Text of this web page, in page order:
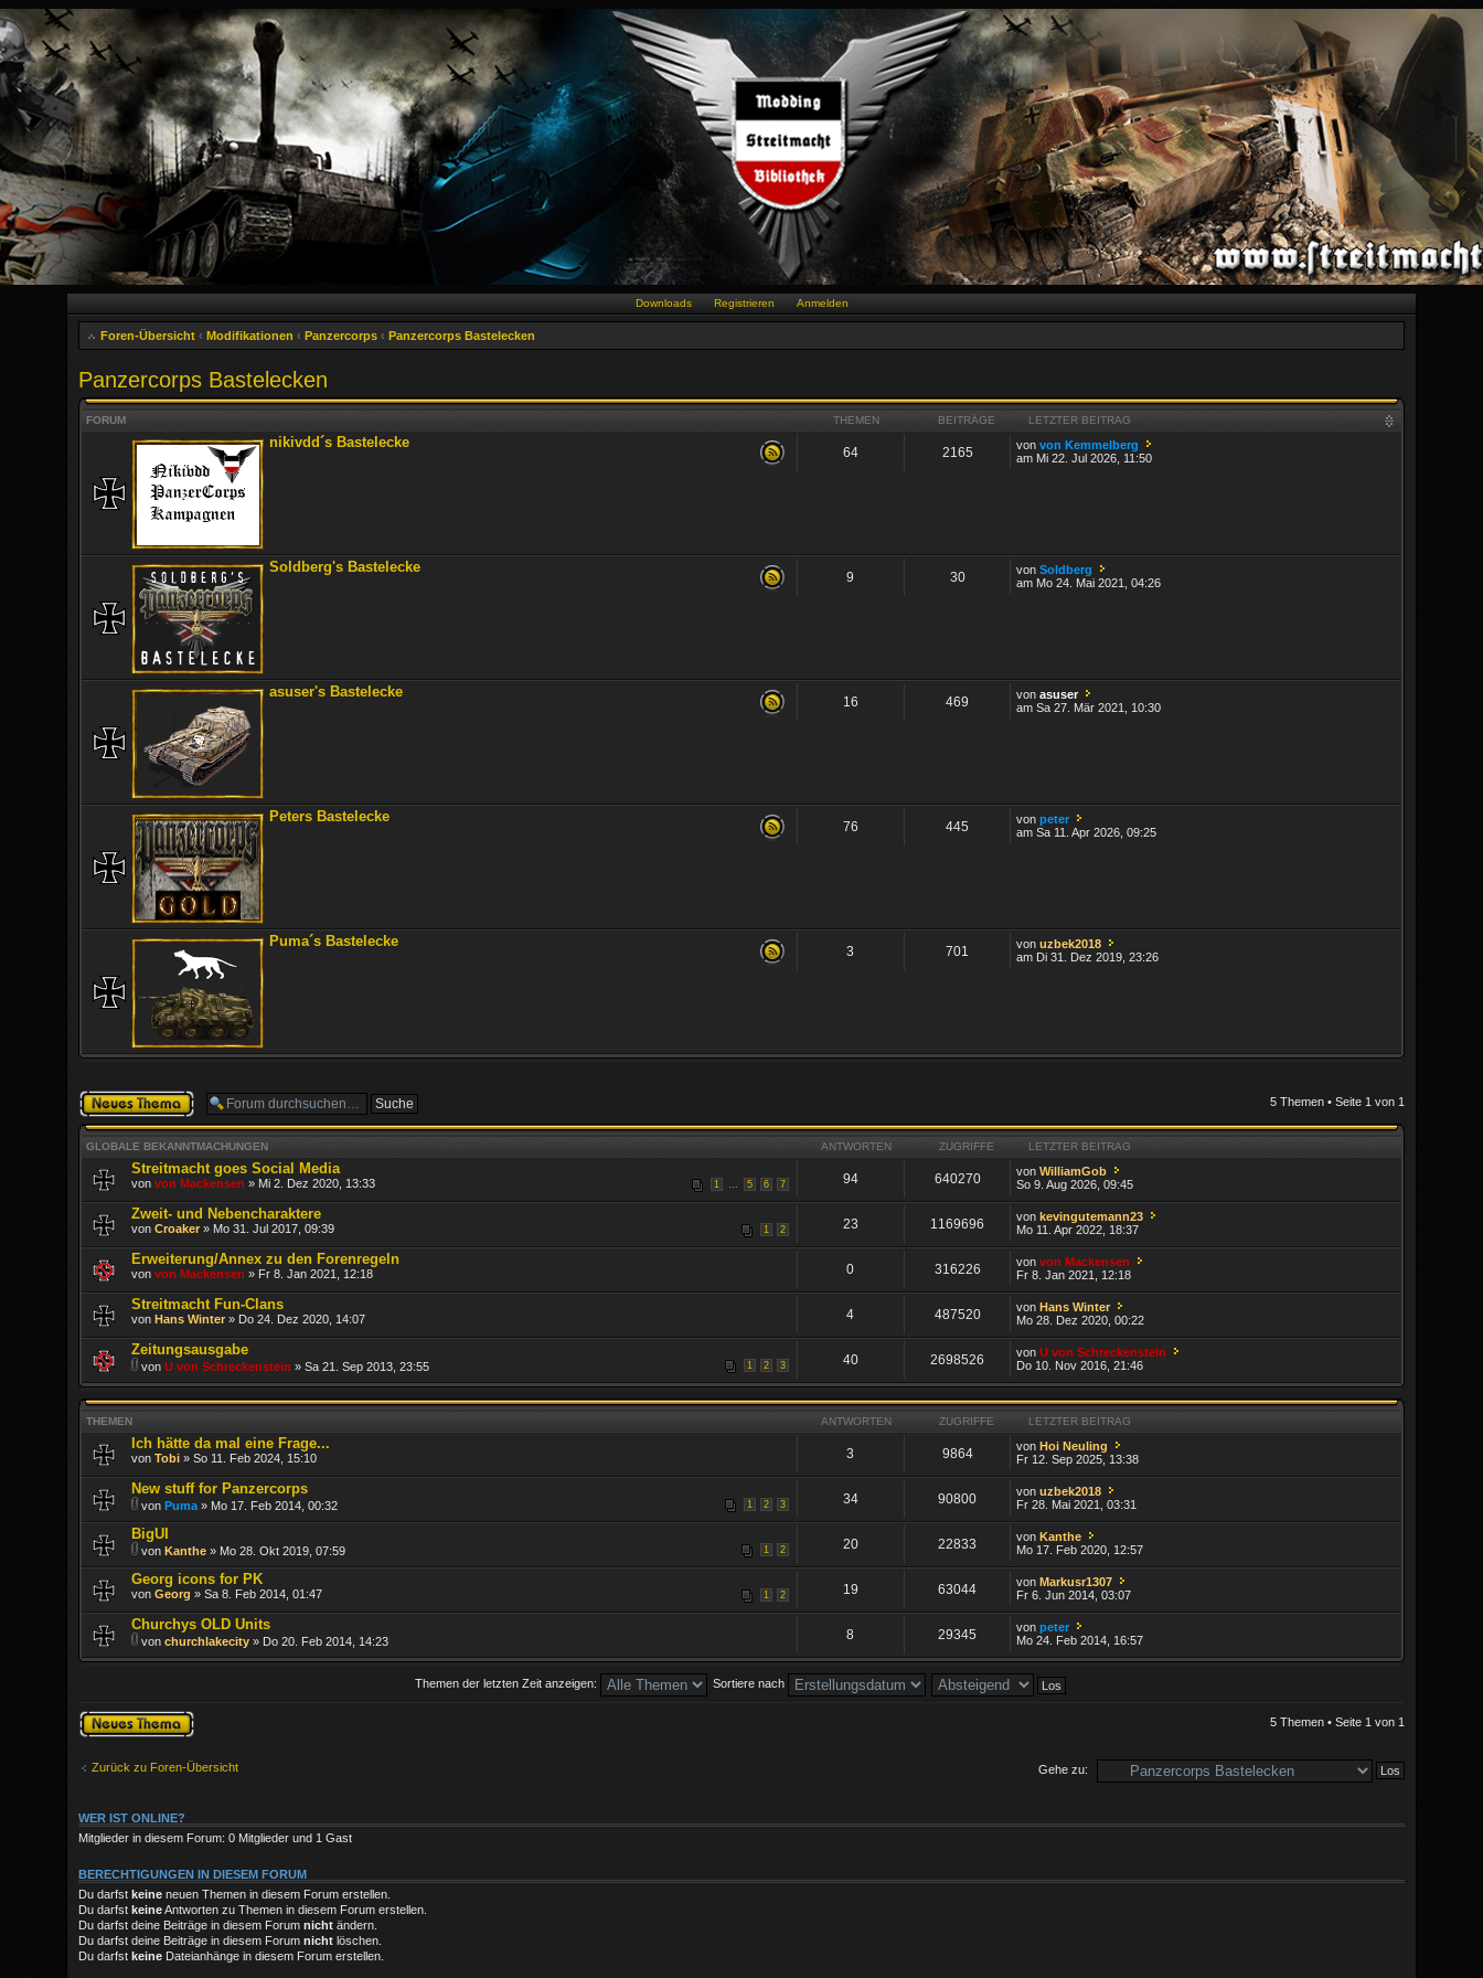
Downloads Registrieren Anmelden
Foren-Übersicht ‹ Modifikationen ‹ Panzercorps ‹ Panzercorps Bastelecken
Panzercorps Bastelecken
FORUM THEMEN BEITRÄGE LETZTER BEITRAG
nikivdd´s Bastelecke
64 2165 vonvon Kemmelberg
am Mi 22. Jul 2026, 11:50
Soldberg's Bastelecke
9 30 vonSoldberg
am Mo 24. Mai 2021, 04:26
asuser's Bastelecke
16 469 vonasuser
am Sa 27. Mär 2021, 10:30
Peters Bastelecke
76 445 vonpeter
am Sa 11. Apr 2026, 09:25
Puma´s Bastelecke
3 701 vonuzbek2018
am Di 31. Dez 2019, 23:26
5 Themen • Seite 1 von 1
Neues Thema
erstellen
GLOBALE BEKANNTMACHUNGEN ANTWORTEN ZUGRIFFE LETZTER BEITRAG
Streitmacht goes Social Media
1 5 6 7
von von Mackensen » Mi 2. Dez 2020, 13:33 94 640270 vonWilliamGob
So 9. Aug 2026, 09:45
Zweit- und Nebencharaktere
1 2
von Croaker » Mo 31. Jul 2017, 09:39 23 1169696 vonkevingutemann23
Mo 11. Apr 2022, 18:37
Erweiterung/Annex zu den Forenregeln
von von Mackensen » Fr 8. Jan 2021, 12:18 0 316226 vonvon Mackensen
Fr 8. Jan 2021, 12:18
Streitmacht Fun-Clans
von Hans Winter » Do 24. Dez 2020, 14:07 4 487520 vonHans Winter
Mo 28. Dez 2020, 00:22
Zeitungsausgabe
1 2 3
von U von Schreckenstein » Sa 21. Sep 2013, 23:55 40 2698526 vonU von Schreckenstein
Do 10. Nov 2016, 21:46
THEMEN ANTWORTEN ZUGRIFFE LETZTER BEITRAG
Ich hätte da mal eine Frage...
von Tobi » So 11. Feb 2024, 15:10 3 9864 vonHoi Neuling
Fr 12. Sep 2025, 13:38
New stuff for Panzercorps
1 2 3
von Puma » Mo 17. Feb 2014, 00:32 34 90800 vonuzbek2018
Fr 28. Mai 2021, 03:31
BigUI
1 2
von Kanthe » Mo 28. Okt 2019, 07:59 20 22833 vonKanthe
Mo 17. Feb 2020, 12:57
Georg icons for PK
1 2
von Georg » Sa 8. Feb 2014, 01:47 19 63044 vonMarkusr1307
Fr 6. Jun 2014, 03:07
Churchys OLD Units
von churchlakecity » Do 20. Feb 2014, 14:23 8 29345 vonpeter
Mo 24. Feb 2014, 16:57
Themen der letzten Zeit anzeigen: Sortiere nach
Neues Thema
erstellen
5 Themen • Seite 1 von 1
Zurück zu Foren-Übersicht Gehe zu:
WER IST ONLINE?
Mitglieder in diesem Forum: 0 Mitglieder und 1 Gast
BERECHTIGUNGEN IN DIESEM FORUM
Du darfst keine neuen Themen in diesem Forum erstellen.
Du darfst keineAntworten zu Themen in diesem Forum erstellen.
Du darfst deine Beiträge in diesem Forum nicht ändern.
Du darfst deine Beiträge in diesem Forum nicht löschen.
Du darfst keine Dateianhänge in diesem Forum erstellen.